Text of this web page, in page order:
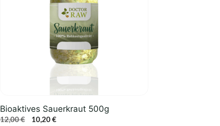
Bioaktives Sauerkraut 500g
12,00€
Ursprünglicher
10,20€Aktueller